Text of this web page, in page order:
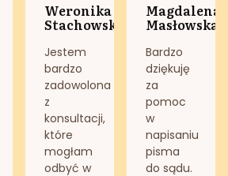
Weronika
Stachowska
Jestem
bardzo
zadowolona
z
konsultacji,
które
mogłam
odbyć w
Magdalena
Masłowska
Bardzo
dziękuję
za
pomoc
w
napisaniu
pisma
do sądu.